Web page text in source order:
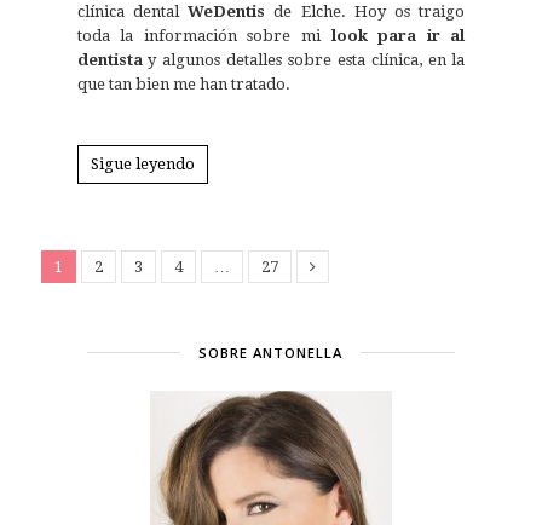
clínica dentalWeDentisde Elche. Hoy os traigo
toda la información sobre mi look para ir al
dentistay algunos detalles sobre esta clínica, en la
que tan bien me han tratado.
Sigue leyendo
1 2 3 4 … 27
SOBRE ANTONELLA